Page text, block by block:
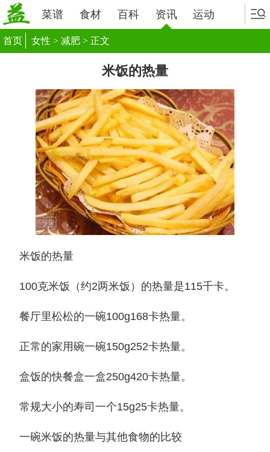
菜谱 食材 百科 资讯 运动
首页 女性 > 减肥 > 正文
米饭的热量
米饭的热量
100克米饭（约2两米饭）的热量是115千卡。
餐厅里松松的一碗100g168卡热量。
正常的家用碗一碗150g252卡热量。
盒饭的快餐盒一盒250g420卡热量。
常规大小的寿司一个15g25卡热量。
一碗米饭的热量与其他食物的比较